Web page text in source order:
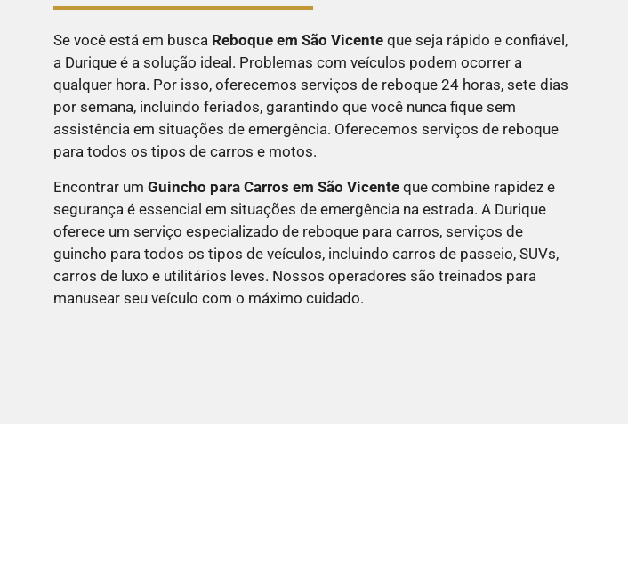
Se você está em busca Reboque em São Vicente que seja rápido e confiável,
a Durique é a solução ideal. Problemas com veículos podem ocorrer a
qualquer hora. Por isso, oferecemos serviços de reboque 24 horas, sete dias
por semana, incluindo feriados, garantindo que você nunca fique sem
assistência em situações de emergência. Oferecemos serviços de reboque
para todos os tipos de carros e motos.
Encontrar um Guincho para Carros em São Vicente que combine rapidez e
segurança é essencial em situações de emergência na estrada. A Durique
oferece um serviço especializado de reboque para carros, serviços de
guincho para todos os tipos de veículos, incluindo carros de passeio, SUVs,
carros de luxo e utilitários leves. Nossos operadores são treinados para
manusear seu veículo com o máximo cuidado.